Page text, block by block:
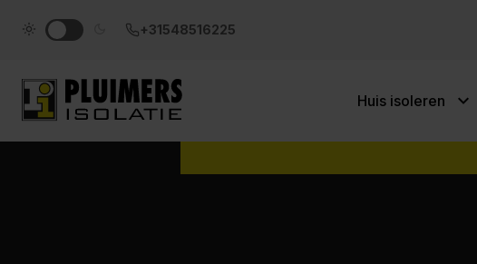
+31548516225
Huis isoleren
beschikbaar is op uw adres.